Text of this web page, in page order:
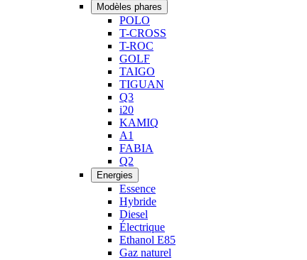
Modèles phares
POLO
T-CROSS
T-ROC
GOLF
TAIGO
TIGUAN
Q3
i20
KAMIQ
A1
FABIA
Q2
Energies
Essence
Hybride
Diesel
Électrique
Ethanol E85
Gaz naturel